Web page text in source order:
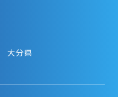
大分県